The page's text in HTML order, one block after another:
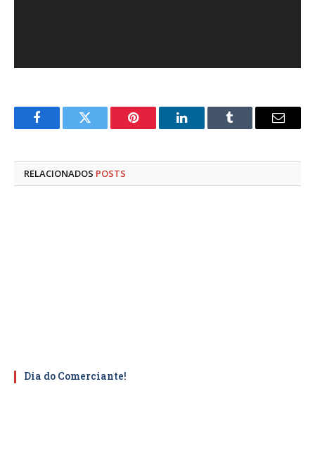
FacebookTwitter Pinterest LinkedInTumblr
E-
RELACIONADOS POSTS
Dia do Comerciante!